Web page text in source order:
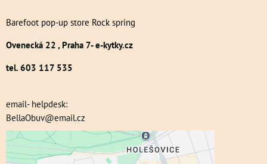
Barefoot pop-up store Rock spring
Ovenecká 22 , Praha 7- e-kytky.cz
tel. 603 117 535
email- helpdesk:
BellaObuv@email.cz